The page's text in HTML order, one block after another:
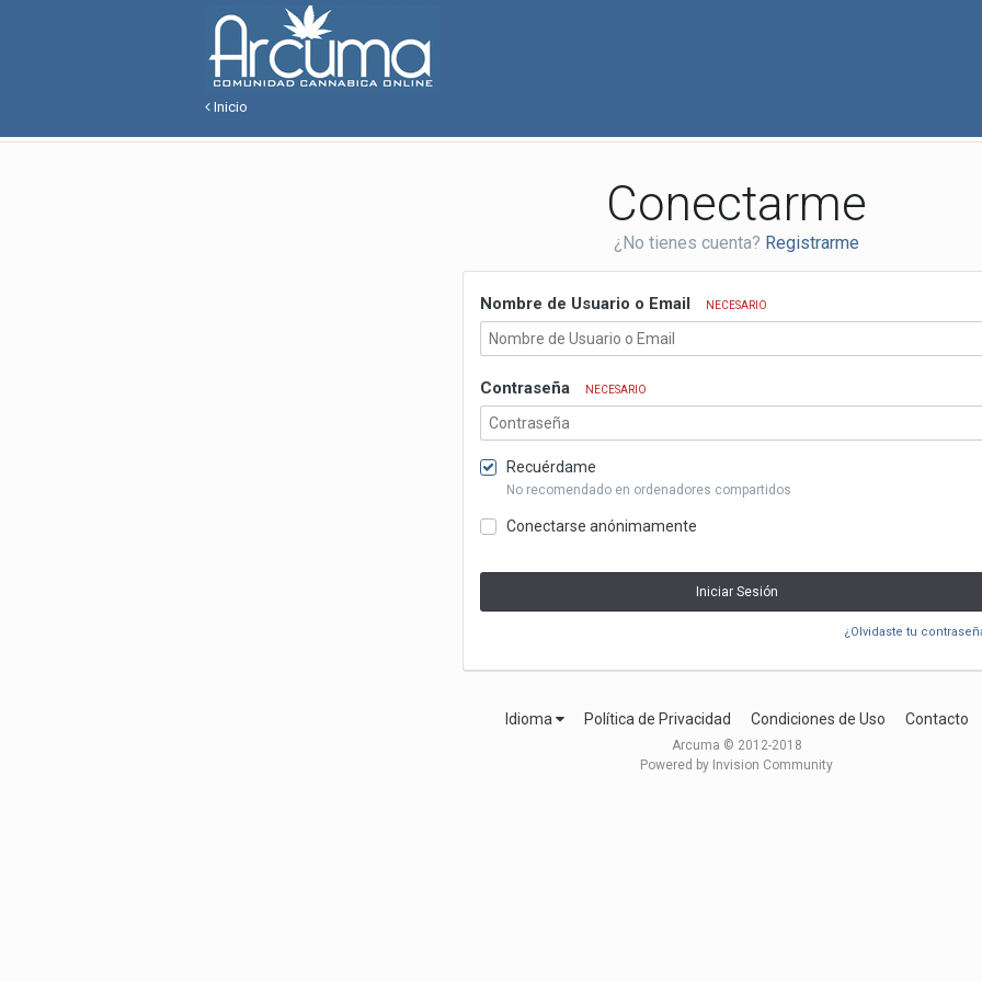
Inicio
Conectarme
¿No tienes cuenta? Registrarme
Nombre de Usuario o Email NECESARIO
Contraseña NECESARIO
Recuérdame
No recomendado en ordenadores compartidos
Conectarse anónimamente
Iniciar Sesión
¿Olvidaste tu
Idioma Política de Privacidad Condiciones de Uso Contacto
Arcuma © 2012-2018
Powered by Invision Community